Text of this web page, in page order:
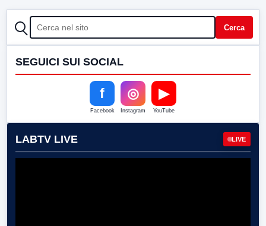
CERCA Cerca
SEGUICI SUI SOCIAL
f
Facebook
◎
Instagram
▶
YouTube
LABTV LIVE LIVE